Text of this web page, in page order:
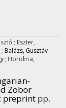
; Eszter,
; Balázs, Gusztáv
; Horolma,
Zobor
: preprint pp.